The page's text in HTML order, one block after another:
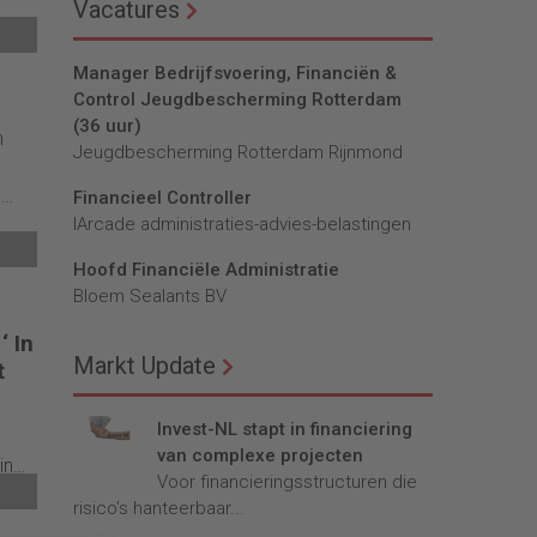
in
In
Vacatures
Manager Bedrijfsvoering, Financiën &
Control Jeugdbescherming Rotterdam
(36 uur)
Jeugdbescherming Rotterdam Rijnmond
Financieel Controller
lArcade administraties-advies-belastingen
Hoofd Financiële Administratie
Bloem Sealants BV
Markt Update
Invest-NL stapt in financiering
van complexe projecten
Voor financieringsstructuren die
risico’s hanteerbaar...